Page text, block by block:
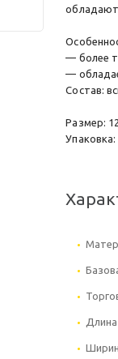
— более
—
Состав:
Размер:
Длина